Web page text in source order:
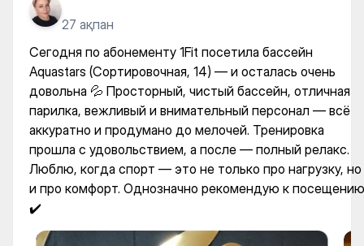
27 ақпан
Сегодня по абонементу 1Fit посетила бассейн
Aquastars (Сортировочная, 14) — и осталась очень
довольна 💦 Просторный, чистый бассейн, отличная
парилка, вежливый и внимательный персонал — всё
аккуратно и продумано до мелочей. Тренировка
прошла с удовольствием, а после — полный релакс.
Люблю, когда спорт — это не только про нагрузку, но
и про комфорт. Однозначно рекомендую к посещению
✔️